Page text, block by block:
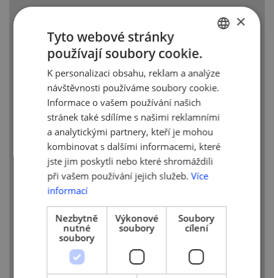
předem, zda budete na pracoviště
vpuštěni a zakázku budete moci
zrealizovat. Při práci dodržujte zvýšená
hygienická opatření. Počítejte s potížemi
ohledně oběda a občerstvení. Oslovte
na základě nařízení vlády, uzavřené školy
či školky, restaurace, jídelny, obchody,
kanceláře, hudební kluby, bazény,
sportoviště, fitness centra, divadla, kina
atd. s nabídkou uvolněných kapacit
pro vaše práce v tomto termínu. Můžete
tak vyřešit zakázky, které se obvykle
plánují na jiné roční období.
(Děkujeme za tyto tipy našim řemeslným
cechům!)
ENGLISH
×
Tyto webové stránky
používají soubory cookie.
K personalizaci obsahu, reklam a analýze
návštěvnosti používáme soubory cookie.
Informace o vašem používání našich
stránek také sdílíme s našimi reklamními
a analytickými partnery, kteří je mohou
kombinovat s dalšími informacemi, které
jste jim poskytli nebo které shromáždili
při vašem používání jejich služeb. Více
informací
Nezbytně
nutné
soubory
Výkonové
soubory
Soubory
cílení